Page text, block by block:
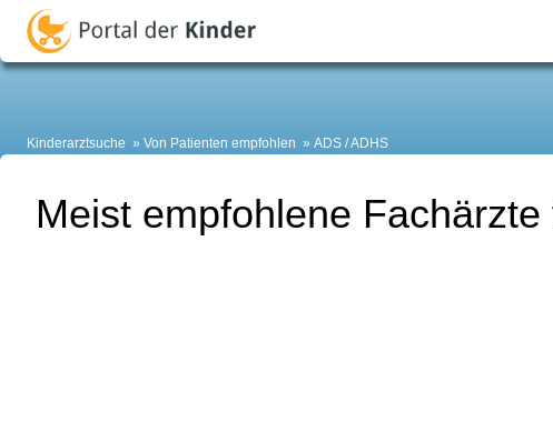
Kinderarztsuche Von Patienten empfohlen ADS / ADHS
Meist empfohlene